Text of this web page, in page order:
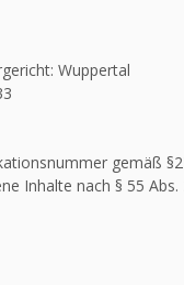
Wuppertal
gemäß
Inhalte nach § 55 Abs.